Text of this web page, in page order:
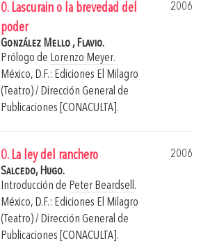
0. Lascurain o la brevedad del
poder
2006
González Mello , Flavio.
Prólogo de Lorenzo Meyer.
México, D.F.: Ediciones El Milagro
(Teatro) / Dirección General de
Publicaciones [CONACULTA].
0. La ley del ranchero
2006
Salcedo, Hugo.
Introducción de Peter Beardsell.
México, D.F.: Ediciones El Milagro
(Teatro) / Dirección General de
Publicaciones [CONACULTA].